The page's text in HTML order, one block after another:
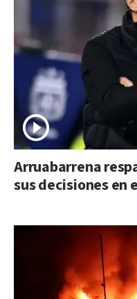
Arruabarrena
sus decisiones en